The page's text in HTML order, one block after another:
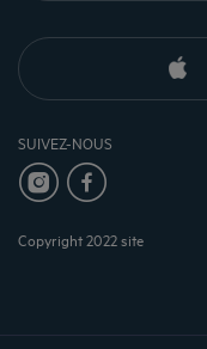
SUIVEZ-NOUS
Copyright 2022 site